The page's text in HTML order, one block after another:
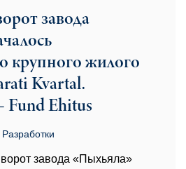
завода
крупного жилого
Kvartal.
Fund Ehitus
Pазработки
завода «Пыхьяла»